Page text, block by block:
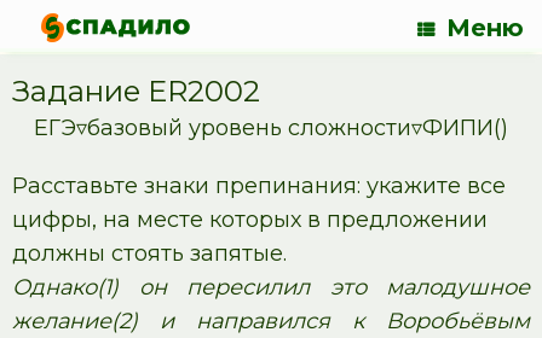
Меню
Задание ER2002
ЕГЭ▿базовый уровень сложности▿ФИПИ()
Расставьте знаки препинания: укажите все
цифры, на месте которых в предложении
должны стоять запятые.
Однако(1) он пересилил это малодушное
желание(2) и направился к Воробьёвым